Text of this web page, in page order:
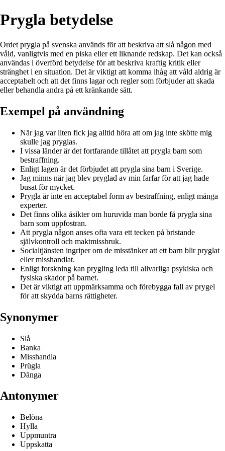
Prygla betydelse
Ordet prygla på svenska används för att beskriva att slå någon med
våld, vanligtvis med en piska eller ett liknande redskap. Det kan också
användas i överförd betydelse för att beskriva kraftig kritik eller
stränghet i en situation. Det är viktigt att komma ihåg att våld aldrig är
acceptabelt och att det finns lagar och regler som förbjuder att skada
eller behandla andra på ett kränkande sätt.
Exempel på användning
När jag var liten fick jag alltid höra att om jag inte skötte mig
skulle jag pryglas.
I vissa länder är det fortfarande tillåtet att prygla barn som
bestraffning.
Enligt lagen är det förbjudet att prygla sina barn i Sverige.
Jag minns när jag blev pryglad av min farfar för att jag hade
busat för mycket.
Prygla är inte en acceptabel form av bestraffning, enligt många
experter.
Det finns olika åsikter om huruvida man borde få prygla sina
barn som uppfostran.
Att prygla någon anses ofta vara ett tecken på bristande
självkontroll och maktmissbruk.
Socialtjänsten ingriper om de misstänker att ett barn blir pryglat
eller misshandlat.
Enligt forskning kan prygling leda till allvarliga psykiska och
fysiska skador på barnet.
Det är viktigt att uppmärksamma och förebygga fall av prygel
för att skydda barns rättigheter.
Synonymer
Slå
Banka
Misshandla
Prügla
Dänga
Antonymer
Belöna
Hylla
Uppmuntra
Uppskatta